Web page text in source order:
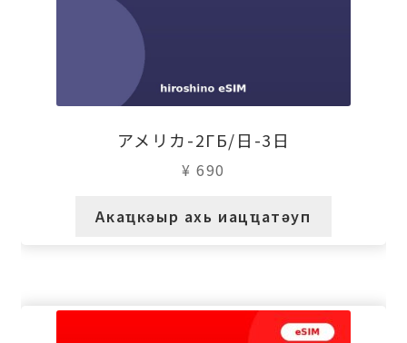
アメリカ-2ГБ/日-3日
¥ 690
Акаҵкәыр ахь иацҵатәуп